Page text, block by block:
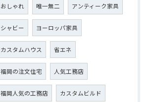
おしゃれ 唯一無二 アンティーク家具
シャビー ヨーロッパ家具
カスタムハウス 省エネ
福岡の注文住宅 人気工務店
福岡人気の工務店 カスタムビルド